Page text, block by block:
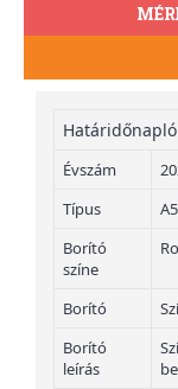
Határidőnapló
Évszám
Típus
Borító
színe
Borító
Borító
leírás